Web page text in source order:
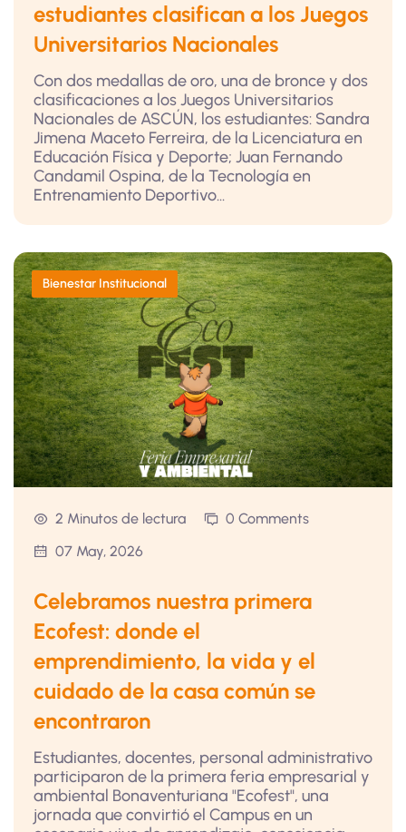
estudiantes clasifican a los Juegos
Universitarios Nacionales
Con dos medallas de oro, una de bronce y dos
clasificaciones a los Juegos Universitarios
Nacionales de ASCÚN, los estudiantes: Sandra
Jimena Maceto Ferreira, de la Licenciatura en
Educación Física y Deporte; Juan Fernando
Candamil Ospina, de la Tecnología en
Entrenamiento Deportivo...
Bienestar Institucional
2 Minutos de lectura
0 Comments
07 May, 2026
Celebramos nuestra primera
Ecofest: donde el
emprendimiento, la vida y el
cuidado de la casa común se
encontraron
Estudiantes, docentes, personal administrativo
participaron de la primera feria empresarial y
ambiental Bonaventuriana "Ecofest", una
jornada que convirtió el Campus en un